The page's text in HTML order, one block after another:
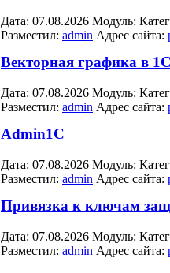
Дата: 07.08.2026 Модуль:
Разместил: admin Адрес сайта:
Векторная графика в
Дата: 07.08.2026 Модуль:
Разместил: admin Адрес сайта:
Admin1C
Дата: 07.08.2026 Модуль:
Разместил: admin Адрес сайта:
Привязка к ключам
Дата: 07.08.2026 Модуль:
Разместил: admin Адрес сайта: